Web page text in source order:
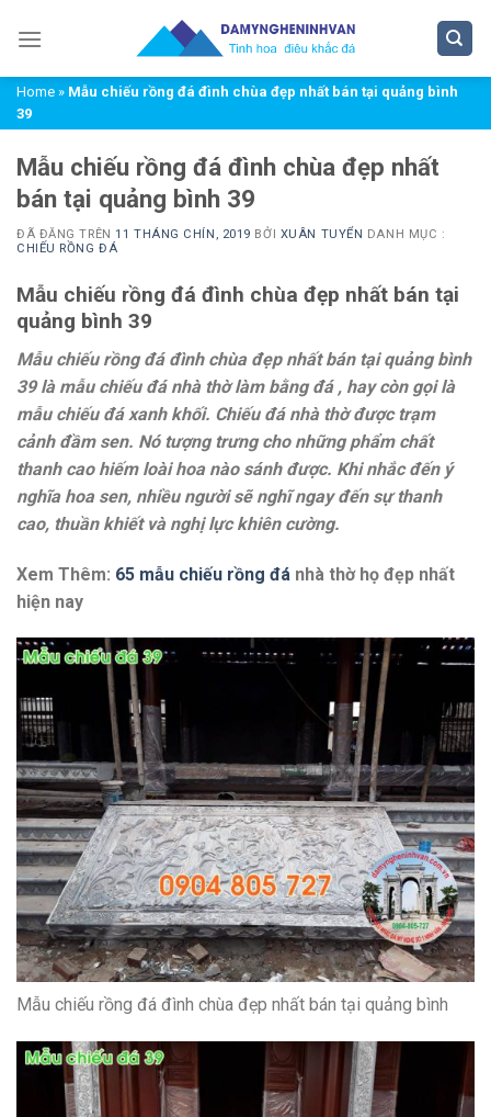
đến
dungHome » Mẫu chiếu rồng đá đình chùa đẹp nhất bán tại quảng bình
39
Mẫu chiếu rồng đá đình chùa đẹp nhất
bán tại quảng bình 39
ĐÃ ĐĂNG TRÊN11 THÁNG CHÍN, 2019 BỞI XUÂN TUYỂN
DANH MỤC :
CHIẾU RỒNG ĐÁ
Mẫu chiếu rồng đá đình chùa đẹp nhất bán tại
quảng bình 39
Mẫu chiếu rồng đá đình chùa đẹp nhất bán tại quảng bình
39 là mẫu chiếu đá nhà thờ làm bằng đá , hay còn gọi là
mẫu chiếu đá xanh khối. Chiếu đá nhà thờ được trạm
cảnh đầm sen. Nó tượng trưng cho những phẩm chất
thanh cao hiếm loài hoa nào sánh được. Khi nhắc đến ý
nghĩa hoa sen, nhiều người sẽ nghĩ ngay đến sự thanh
cao, thuần khiết và nghị lực khiên cường.
Xem Thêm: 65 mẫu chiếu rồng đá nhà thờ họ đẹp nhất
hiện nay
Mẫu chiếu rồng đá đình chùa đẹp nhất bán tại quảng bình